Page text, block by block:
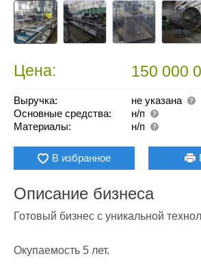
Цена: 150 000
Выручка:
не указана
Основные средства:
н/п
Материалы:
н/п
В избранное
Описание бизнеса
Готовый бизнес с уникальной
Окупаемость 5 лет.